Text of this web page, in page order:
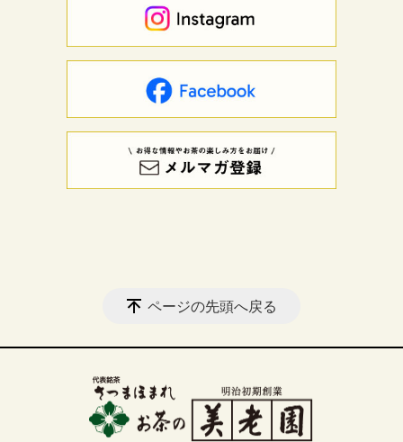
ページの先頭へ戻る